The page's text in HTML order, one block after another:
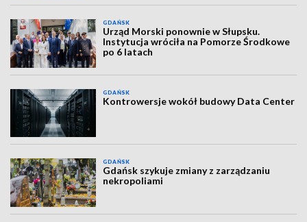
GDAŃSK
Urząd Morski ponownie w Słupsku.
Instytucja wróciła na Pomorze Środkowe
po 6 latach
GDAŃSK
Kontrowersje wokół budowy Data Center
GDAŃSK
Gdańsk szykuje zmiany z zarządzaniu
nekropoliami